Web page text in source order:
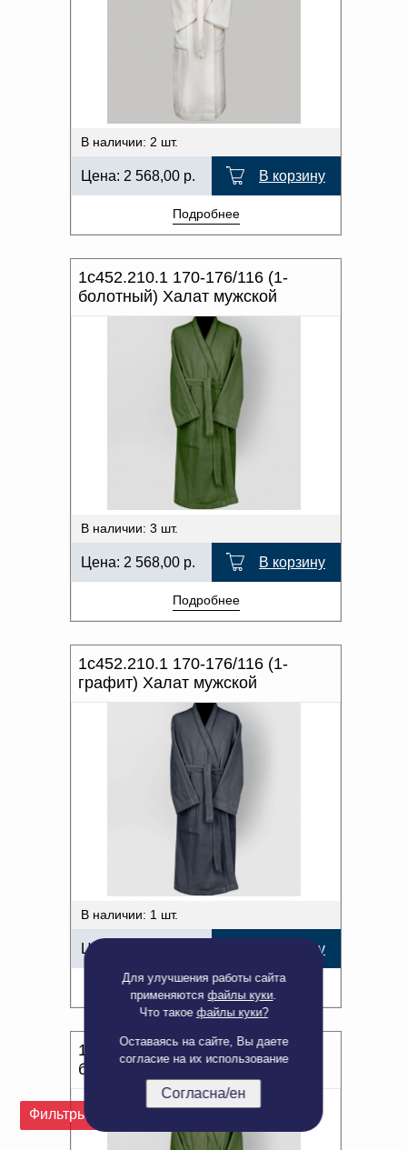
Для улучшения работы сайта
применяютсяфайлы куки.
Что такое файлы куки?
Оставаясь на сайте, Вы даете
согласие на их использование
Согласна/ен
Фильтры
В наличии: 2 шт.
Цена: 2 568,00 р. В корзину
Подробнее
1с452.210.1 170-176/116 (1-
болотный) Халат мужской
В наличии: 3 шт.
Цена: 2 568,00 р. В корзину
Подробнее
1с452.210.1 170-176/116 (1-
графит) Халат мужской
В наличии: 1 шт.
Цена: В корзину
Подробнее
1с452.210.1 170-176/92 (1-
болотный) Халат мужской